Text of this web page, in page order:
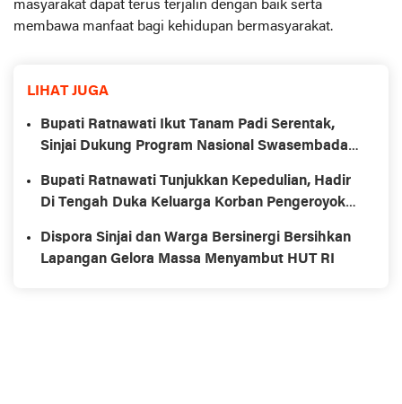
masyarakat dapat terus terjalin dengan baik serta
membawa manfaat bagi kehidupan bermasyarakat.
LIHAT JUGA
Bupati Ratnawati Ikut Tanam Padi Serentak,
Sinjai Dukung Program Nasional Swasembada
Bupati Ratnawati Tunjukkan Kepedulian, Hadir
Di Tengah Duka Keluarga Korban Pengeroyokan
Dispora Sinjai dan Warga Bersinergi Bersihkan
Lapangan Gelora Massa Menyambut HUT RI